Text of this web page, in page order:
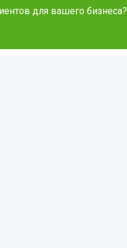
для вашего бизнеса?